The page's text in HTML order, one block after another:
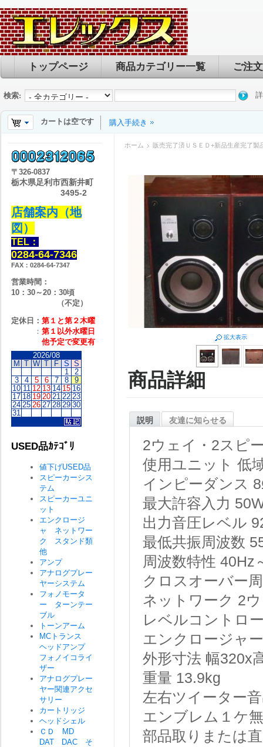
トップページ 商品カテゴリー一覧 ご注
検索:
カートは空です 購入手続き
ホーム 販売完了済ＵＳＥＤ+新品生産完了製
拡大表示
商品詳細
説明 友達に知らせる
2ウェイ・2スピ
使用ユニット 低
インピーダンス
最大許容入力
出力音圧レベル
最低共振周波数
周波数特性 40Hz
クロスオーバー
ネットワーク 2
レベルコントロ
エンクロージャ
外形寸法 幅320x
重量 13.9kg
左右ツイーター
エンブレム１ケ無
部品取りまたは
〒 326-0837
栃木県足利市西新井町
3495-2
店舗案内（地
図）
TEL：
0284-64-7346
FAX：0284-64-7347
営業時間：
10：30～20：30頃
（不定）
定休日： 第１と第２木曜
： 第１以外水曜日
他予定で変更有
2026/08
M T W T F S S
1
2
3
4 5 6 7 8
9
10 11 12 13 14 15 16
17 18 19 20 21 22 23
24 25 26 27 28 29 30
31
USED品ｶﾃｺﾞﾘ
値下げUSED品
スピーカーシス
テム
スピーカーユニ
ット
エンクロージ
ャ ネットワー
ク スタンド類
他
アンプ
アナログプレー
ヤーシステム
フォノモータ
ー ターンテー
ブル
トーンアーム
MCトランス
ヘッドアンプ
フォノイコライ
ザー
アナログプレー
ヤー関連アクセ
サリー
カートリッジ
ヘッドシェル
ＣＤ MD
DAT DAC そ